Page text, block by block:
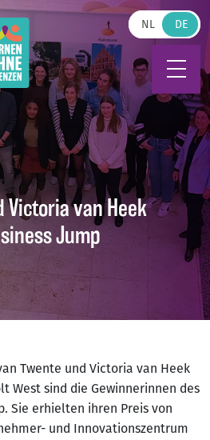
NL
Victoria van Heek
Jump
Twente und Victoria van Heek
West sind die Gewinnerinnen des
Sie erhielten ihren Preis von
und Innovationszentrum